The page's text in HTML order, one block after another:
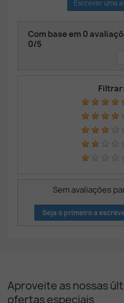
Escrever uma
Com base em 0
0/5
Filtrar:
Sem avaliações
Seja o primeiro a
Aproveite as nossas
ofertas especiais